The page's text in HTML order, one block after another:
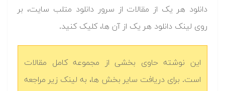
دانلود هر یک از مقالات از سرور دانلود متلب سایت، بر
روی لینک دانلود هر یک از آن ها، کلیک کنید.
این نوشته حاوی بخشی از مجموعه کامل مقالات
است. برای دریافت سایر بخش ها، به لینک زیر مراجعه